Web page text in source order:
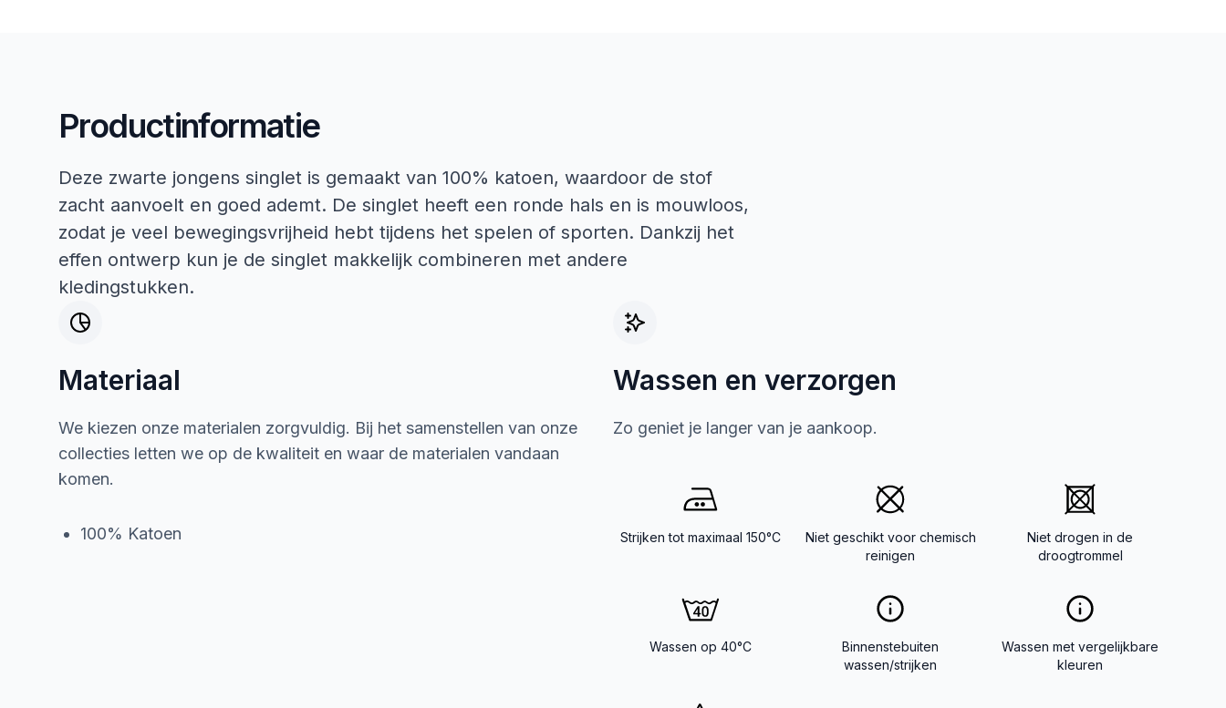
Productinformatie
Deze zwarte jongens singlet is gemaakt van 100% katoen, waardoor de stof
zacht aanvoelt en goed ademt. De singlet heeft een ronde hals en is mouwloos,
zodat je veel bewegingsvrijheid hebt tijdens het spelen of sporten. Dankzij het
effen ontwerp kun je de singlet makkelijk combineren met andere
kledingstukken.
Materiaal
We kiezen onze materialen zorgvuldig. Bij het samenstellen van onze
collecties letten we op de kwaliteit en waar de materialen vandaan
komen.
100% Katoen
Wassen en verzorgen
Zo geniet je langer van je aankoop.
Strijken tot maximaal 150°C
Niet geschikt voor chemisch
reinigen
Niet drogen in de
droogtrommel
Wassen op 40°C
Binnenstebuiten
wassen/strijken
Wassen met vergelijkbare
kleuren